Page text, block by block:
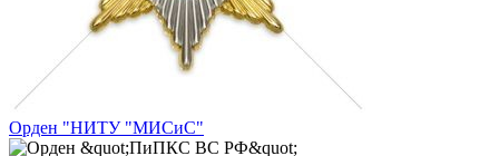
Орден "НИТУ "МИСиС"